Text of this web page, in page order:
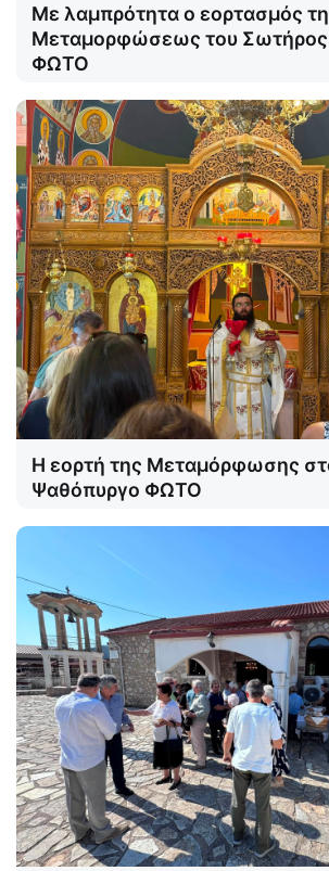
Με λαμπρότητα ο εορτασμός
Μεταμορφώσεως του
ΦΩΤΟ
Η εορτή της Μεταμόρφωσης
Ψαθόπυργο ΦΩΤΟ